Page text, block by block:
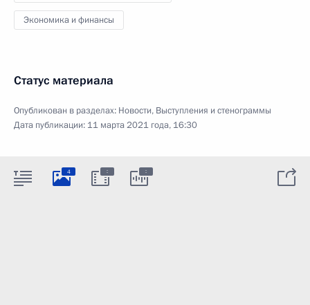
Экономика и финансы
Статус материала
Опубликован в разделах: Новости, Выступления и стенограммы
Дата публикации: 11 марта 2021 года, 16:30
4 : :